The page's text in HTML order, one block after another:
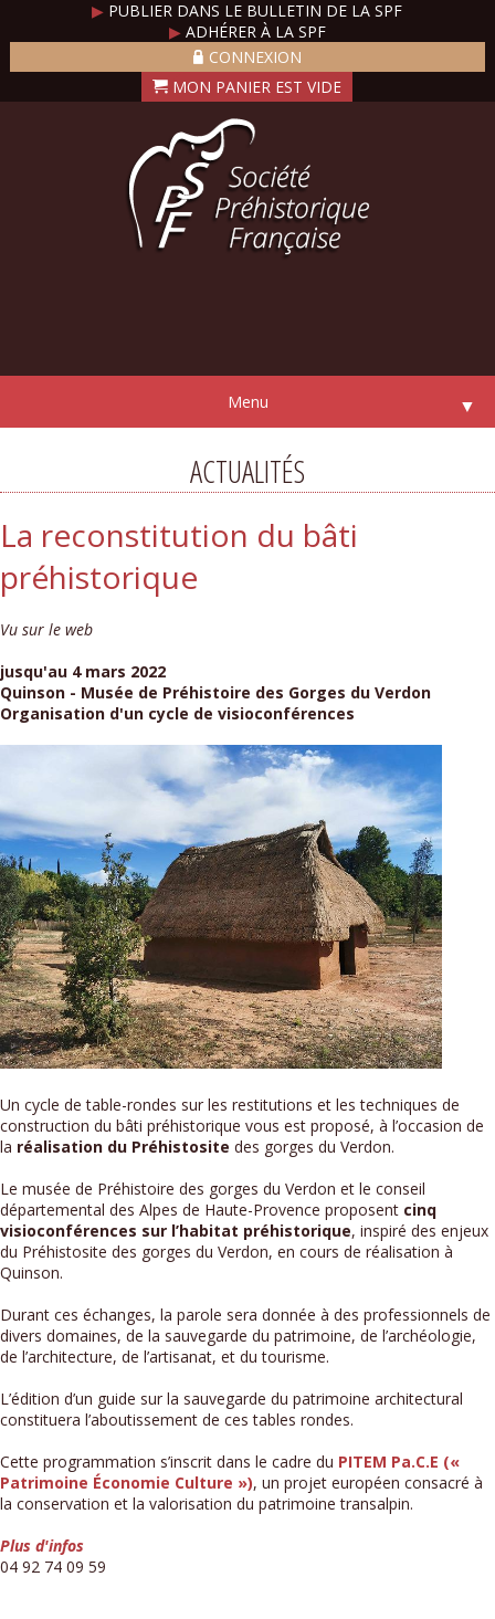
▶ PUBLIER DANS LE BULLETIN DE LA SPF
▶ADHÉRER À LA SPF
CONNEXION
Menu ▼
ACTUALITÉS
La reconstitution du bâti
préhistorique
Vu sur le web
jusqu'au 4 mars 2022
Quinson - Musée de Préhistoire des Gorges du Verdon
Organisation d'un cycle de visioconférences
Un cycle de table-rondes sur les restitutions et les techniques de
construction du bâti préhistorique vous est proposé, à l’occasion de
la réalisation du Préhistosite des gorges du Verdon.
Le musée de Préhistoire des gorges du Verdon et le conseil
départemental des Alpes de Haute-Provence proposent cinq
visioconférences sur l’habitat préhistorique, inspiré des enjeux
du Préhistosite des gorges du Verdon, en cours de réalisation à
Quinson.
Durant ces échanges, la parole sera donnée à des professionnels de
divers domaines, de la sauvegarde du patrimoine, de l’archéologie,
de l’architecture, de l’artisanat, et du tourisme.
L’édition d’un guide sur la sauvegarde du patrimoine architectural
constituera l’aboutissement de ces tables rondes.
Cette programmation s’inscrit dans le cadre du PITEM Pa.C.E («
Patrimoine Économie Culture »), un projet européen consacré à
la conservation et la valorisation du patrimoine transalpin.
Plus d'infos
04 92 74 09 59